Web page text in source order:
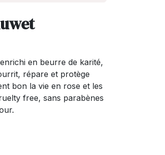
en beurre de karité,
répare et protège
bon la vie en rose et les
free, sans parabènes